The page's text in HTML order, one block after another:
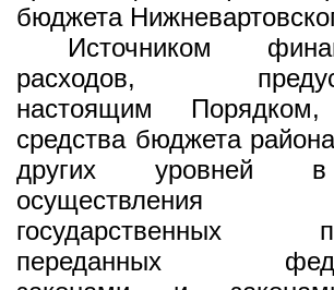
бюджета
Источником
расходов,
настоящим
средства бюджета
других уровней
осуществления
государственных
переданных